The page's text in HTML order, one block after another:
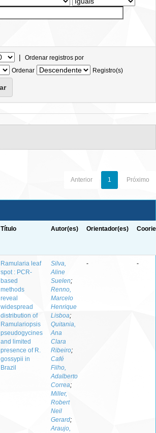
| Ordenar registros por
Ordenar
Registro(s)
Anterior 1 Próximo
Título Autor(es) Orientador(es)
Ramularia leaf
spot : PCR-
based
methods
reveal
widespread
distribution of
Ramulariopsis
pseudogycines
and limited
presence of R.
gossypii in
Brazil
Silva,
Aline
Suelen;
Renno,
Marcelo
Henrique
Lisboa;
Quitania,
Ana
Clara
Ribeiro;
Café
Filho,
Adalberto
Correa;
Miller,
Robert
Neil
Gerard;
Araujo,
- -